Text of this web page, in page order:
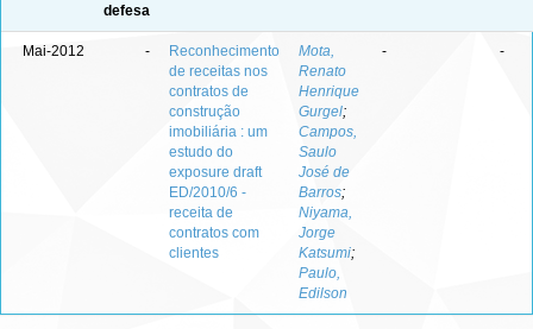
defesa
Mai-2012 -
Reconhecimento
de receitas nos
contratos de
construção
imobiliária : um
estudo do
exposure draft
ED/2010/6 -
receita de
contratos com
clientes
Mota,
Renato
Henrique
Gurgel;
Campos,
Saulo
José de
Barros;
Niyama,
Jorge
Katsumi;
Paulo,
Edilson
- -